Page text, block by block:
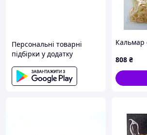
Персональні товарні
підбірки у додатку
Кальмар
808 ₴